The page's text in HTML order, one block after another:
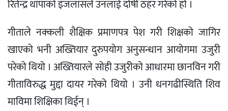
रितेन्द्र थापाको इजलासले उनलाई दोषी ठहर गरेको हो ।
गीताले नक्कली शैक्षिक प्रमाणपत्र पेश गरी शिक्षको जागिर
खाएको भनी अख्तियार दुरुपयोग अनुसन्धान आयोगमा उजुरी
परेको थियो । अख्तियारले सोही उजुरीको आधारमा छानविन गरी
गीताविरुद्ध मुद्दा दायर गरेको थियो । उनी धनगढीस्थिति शिव
माविमा शिक्षिका थिईन् ।